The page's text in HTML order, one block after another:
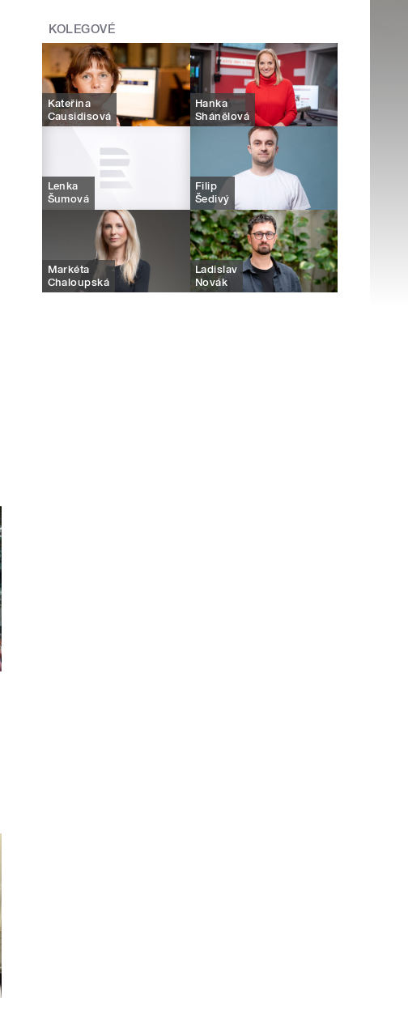
KOLEGOVÉ
Kateřina
Causidisová
Hanka
Shánělová
Lenka
Šumová
Filip
Šedivý
Markéta
Chaloupská
Ladislav
Novák